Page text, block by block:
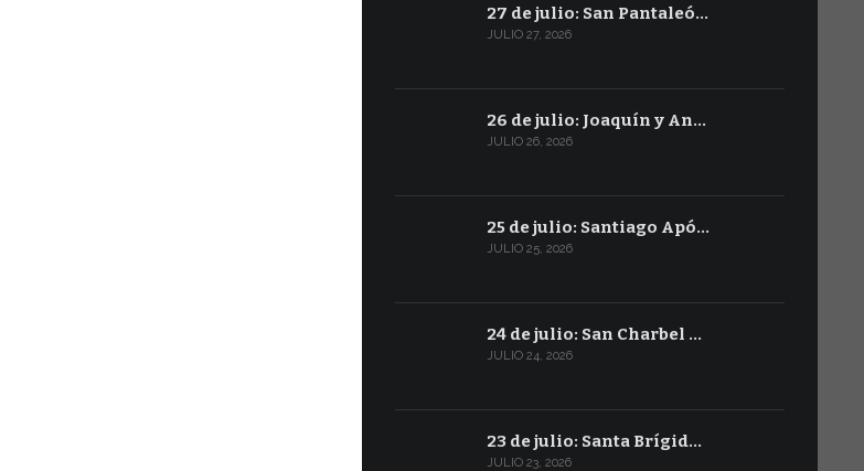
27 de julio: San Pantaleó…
JULIO 27, 2026
26 de julio: Joaquín y An…
JULIO 26, 2026
25 de julio: Santiago Apó…
JULIO 25, 2026
24 de julio: San Charbel …
JULIO 24, 2026
23 de julio: Santa Brígid…
JULIO 23, 2026